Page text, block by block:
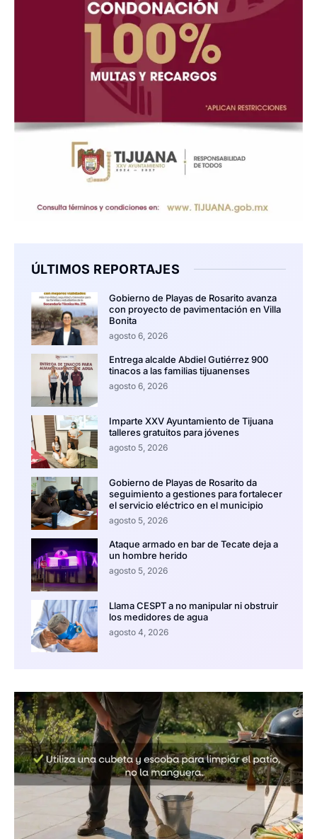
ÚLTIMOS REPORTAJES
Gobierno de Playas de Rosarito avanza
con proyecto de pavimentación en Villa
Bonita
agosto 6, 2026
Entrega alcalde Abdiel Gutiérrez 900
tinacos a las familias tijuanenses
agosto 6, 2026
Imparte XXV Ayuntamiento de Tijuana
talleres gratuitos para jóvenes
agosto 5, 2026
Gobierno de Playas de Rosarito da
seguimiento a gestiones para fortalecer
el servicio eléctrico en el municipio
agosto 5, 2026
Ataque armado en bar de Tecate deja a
un hombre herido
agosto 5, 2026
Llama CESPT a no manipular ni obstruir
los medidores de agua
agosto 4, 2026